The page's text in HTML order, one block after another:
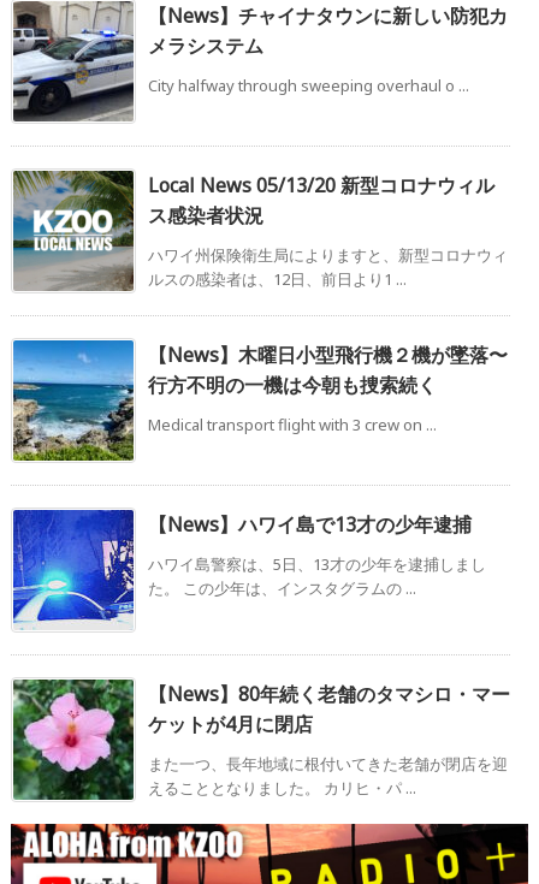
【News】チャイナタウンに新しい防犯カ
メラシステム
City halfway through sweeping overhaul o ...
Local News 05/13/20 新型コロナウィル
ス感染者状況
ハワイ州保険衛生局によりますと、新型コロナウィ
ルスの感染者は、12日、前日より1 ...
【News】木曜日小型飛行機２機が墜落〜
行方不明の一機は今朝も捜索続く
Medical transport flight with 3 crew on ...
【News】ハワイ島で13才の少年逮捕
ハワイ島警察は、5日、13才の少年を逮捕しまし
た。 この少年は、インスタグラムの ...
【News】80年続く老舗のタマシロ・マー
ケットが4月に閉店
また一つ、長年地域に根付いてきた老舗が閉店を迎
えることとなりました。 カリヒ・パ ...